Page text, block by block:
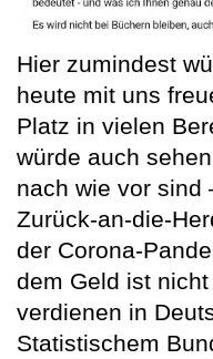
Hier zumindest
heute mit uns
Platz in vielen
würde auch
nach wie vor sind
Zurück-an-die-
der Corona-
dem Geld ist
verdienen in
Statistischem